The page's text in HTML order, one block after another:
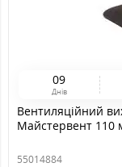
09
Днів
Вентиляційний
Майстервент 110
55014884